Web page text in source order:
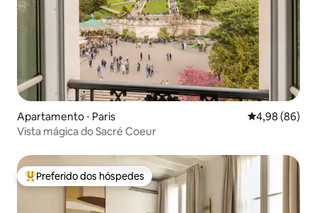
Apartamento ⋅ Paris 4,98 de uma
4,98 (86)
Vista mágica do Sacré Coeur
Entre os melhores preferidos dos hóspedes
Preferido dos hóspedes